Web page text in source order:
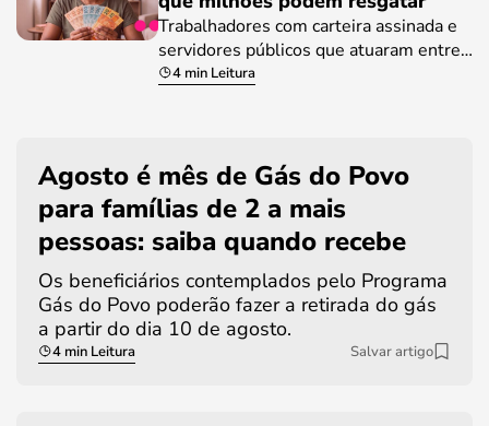
Trabalhadores com carteira assinada e
servidores públicos que atuaram entre…
4 min Leitura
Agosto é mês de Gás do Povo
para famílias de 2 a mais
pessoas: saiba quando recebe
Os beneficiários contemplados pelo Programa
Gás do Povo poderão fazer a retirada do gás
a partir do dia 10 de agosto.
4 min Leitura Salvar artigo